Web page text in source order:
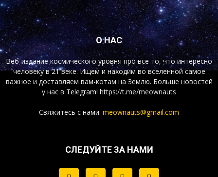
О НАС
Веб-издание космического уровня про все то, что интересно
человеку в 21 веке. Ищем и находим во вселенной самое
важное и доставляем вам-котам на Землю. Больше новостей
у нас в Telegram! https://t.me/meownauts
Свяжитесь с нами: meownauts@gmail.com
СЛЕДУЙТЕ ЗА НАМИ